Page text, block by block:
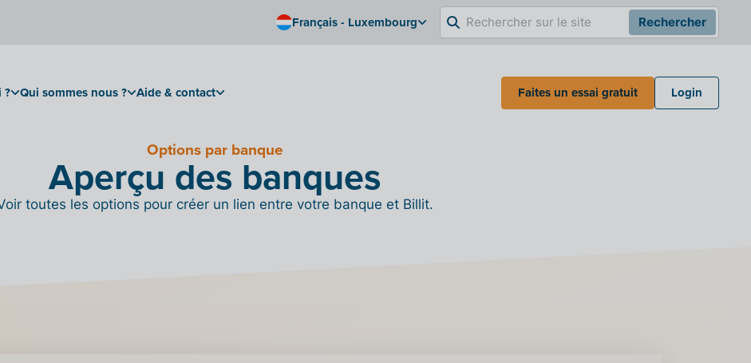
Français - Luxembourg Rechercher
? Qui sommes nous ? Aide & contact Faites un essai gratuit Login
Options par banque
Aperçu des banques
toutes les options pour créer un lien entre votre banque et Billit.